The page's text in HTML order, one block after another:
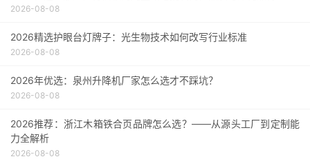
2026-08-08
2026精选护眼台灯牌子：光生物技术如何改写行业标准
2026-08-08
2026年优选：泉州升降机厂家怎么选才不踩坑？
2026-08-08
2026推荐：浙江木箱铁合页品牌怎么选？——从源头工厂到定制能
力全解析
2026-08-08